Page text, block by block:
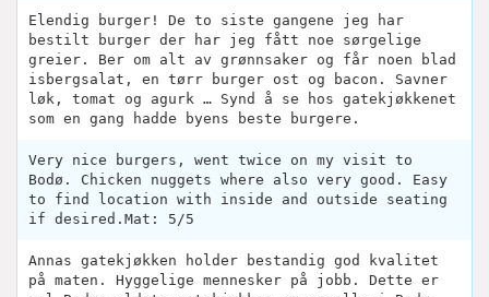
Elendig burger! De to siste gangene jeg har
bestilt burger der har jeg fått noe sørgelige
greier. Ber om alt av grønnsaker og får noen blad
isbergsalat, en tørr burger ost og bacon. Savner
løk, tomat og agurk … Synd å se hos gatekjøkkenet
som en gang hadde byens beste burgere.
Very nice burgers, went twice on my visit to
Bodø. Chicken nuggets where also very good. Easy
to find location with inside and outside seating
if desired.Mat: 5/5
Annas gatekjøkken holder bestandig god kvalitet
på maten. Hyggelige mennesker på jobb. Dette er